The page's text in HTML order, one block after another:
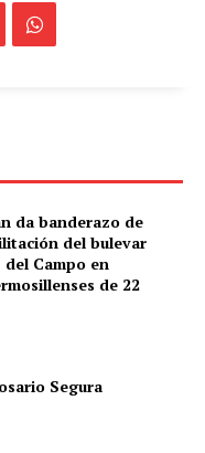
da banderazo de
del bulevar
Campo en
de 22
Segura